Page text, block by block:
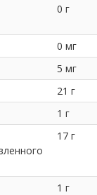
0 г
0 мг
5 мг
21 г
1 г
17 г
1 г